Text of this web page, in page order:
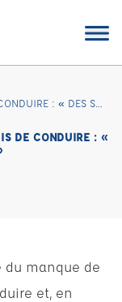
DE CONDUIRE : «
du manque de
et, en